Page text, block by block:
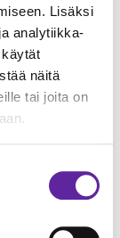
Lisäksi
analytiikka-
näitä
tai joita on
auttavat
myös